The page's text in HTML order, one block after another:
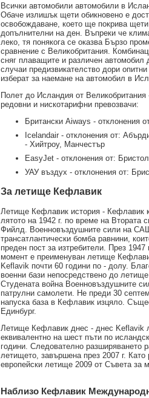
Всички автомобили автомобили в
Обаче излишък щети обикновено е
освобождаване, което ще покрива
допълнителни на ден. Въпреки че
леко, тя понякога се оказва Бързо
сравнение с Великобритания.
сняг плаващите и различен
случаи предизвикателство дори
изберат за наемане на автомобил в
Полет до Исландия от
редовни и нискотарифни превозвачи:
Британски Aiways - отклонения
Icelandair - отклонения от:
- Хийтроу, Манчестър
EasyJet - отклонения от:
УАУ въздух - отклонения от:
За летище Кефлавик
Летище Кефлавик история - Кефлавик
лятото на 1942 г. по време на Втората
Фийлд. Военновъздушните сили на
трансатлантически бомба равнини,
преден пост за изтребители. През
момент е преименуван летище
Keflavik почти 60 години по - долу.
военни бази непосредствено до
Студената война Военновъздушните
патрулни самолети. Не преди 30
напуска база в Кефлавик изцяло.
Единбург.
Летище Кефлавик днес - днес Keflavik
еквивалентно на шест пъти по
години. Следователно разширяването
летището, завършена през 2007 г.
европейски летище 2009 от Съвета за
Наблизо Кефлавик